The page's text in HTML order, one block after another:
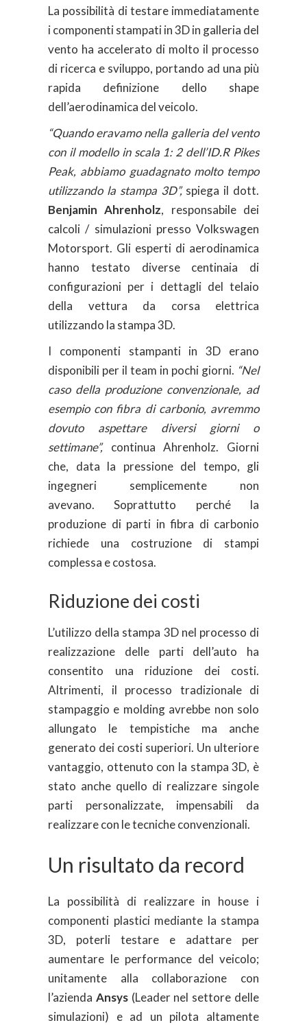
La possibilità di testare immediatamente
i componenti stampati in 3D in galleria del
vento ha accelerato di molto il processo
di ricerca e sviluppo, portando ad una più
rapida definizione dello shape
dell’aerodinamica del veicolo.
“Quando eravamo nella galleria del vento
con il modello in scala 1: 2 dell’ID.R Pikes
Peak, abbiamo guadagnato molto tempo
utilizzando la stampa 3D”,spiega il dott.
Benjamin Ahrenholz, responsabile dei
calcoli / simulazioni presso Volkswagen
Motorsport. Gli esperti di aerodinamica
hanno testato diverse centinaia di
configurazioni per i dettagli del telaio
della vettura da corsa elettrica
utilizzando la stampa 3D.
I componenti stampanti in 3D erano
disponibili per il team in pochi giorni. “Nel
caso della produzione convenzionale, ad
esempio con fibra di carbonio, avremmo
dovuto aspettare diversi giorni o
settimane”,continua Ahrenholz. Giorni
che, data la pressione del tempo, gli
ingegneri semplicemente non
avevano. Soprattutto perché la
produzione di parti in fibra di carbonio
richiede una costruzione di stampi
complessa e costosa.
Riduzione dei costi
L’utilizzo della stampa 3D nel processo di
realizzazione delle parti dell’auto ha
consentito una riduzione dei costi.
Altrimenti, il processo tradizionale di
stampaggio e molding avrebbe non solo
allungato le tempistiche ma anche
generato dei costi superiori. Un ulteriore
vantaggio, ottenuto con la stampa 3D, è
stato anche quello di realizzare singole
parti personalizzate, impensabili da
realizzare con le tecniche convenzionali.
Un risultato da record
La possibilità di realizzare in house i
componenti plastici mediante la stampa
3D, poterli testare e adattare per
aumentare le performance del veicolo;
unitamente alla collaborazione con
l’azienda Ansys(Leader nel settore delle
simulazioni) e ad un pilota altamente